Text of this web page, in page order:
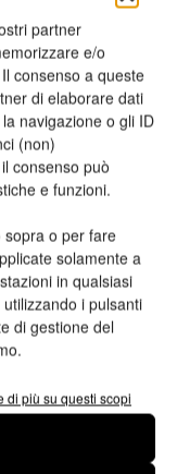
partner
e/o
consenso a queste
di elaborare dati
navigazione o gli ID
(non)
consenso può
e funzioni.
o per fare
solamente a
in qualsiasi
i pulsanti
di gestione del
di più su questi scopi
n.6 - Dicembre 2025